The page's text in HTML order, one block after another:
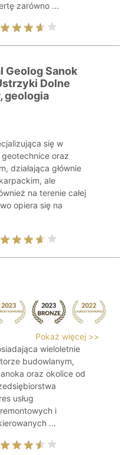
zarówno ...
Geolog Sanok
Dolne
geologia
się w
oraz
działająca głównie
ale
na terenie całej
opiera się na
Pokaż więcej >>
wieloletnie
budowlanym,
oraz okolice od
usług
i
...